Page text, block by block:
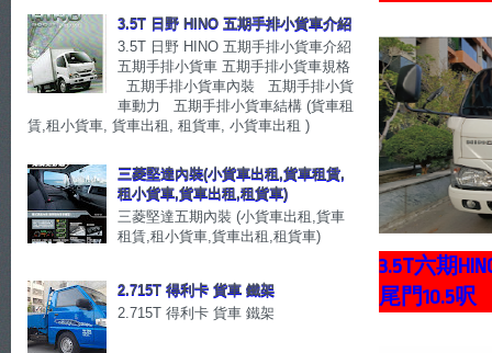
3.5T 日野 HINO 五期手排小貨車介紹
3.5T 日野 HINO 五期手排小貨車介紹
五期手排小貨車 五期手排小貨車規格
五期手排小貨車內裝 五期手排小貨
車動力 五期手排小貨車結構 (貨車租
賃,租小貨車, 貨車出租, 租貨車, 小貨車出租 )
三菱堅達內裝(小貨車出租,貨車租賃,
租小貨車,貨車出租,租貨車)
三菱堅達五期內裝 (小貨車出租,貨車
租賃,租小貨車,貨車出租,租貨車)
2.715T 得利卡 貨車 鐵架
2.715T 得利卡 貨車 鐵架
3.5T六期
尾門10.5呎